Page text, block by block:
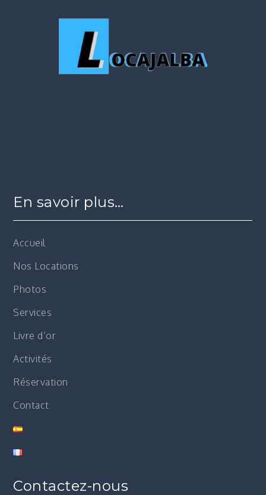
En savoir plus…
Accueil
Nos Locations
Photos
Services
Livre d’or
Activités
Réservation
Contact
Contactez-nous